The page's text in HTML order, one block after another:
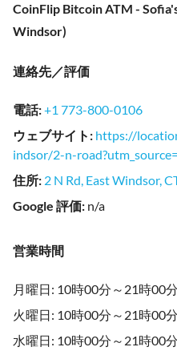
CoinFlip Bitcoin ATM -
Windsor)
連絡先／評価
電話:+1 773-800-0106
ウェブサイト : https://
indsor/2-n-
住所: 2 N Rd, East Windsor,
Google 評価: n/a
営業時間
月曜日: 10時00分～21時00分
火曜日: 10時00分～21時00分
水曜日: 10時00分～21時00分